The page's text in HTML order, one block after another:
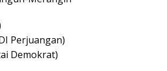
Perjuangan)
Demokrat)